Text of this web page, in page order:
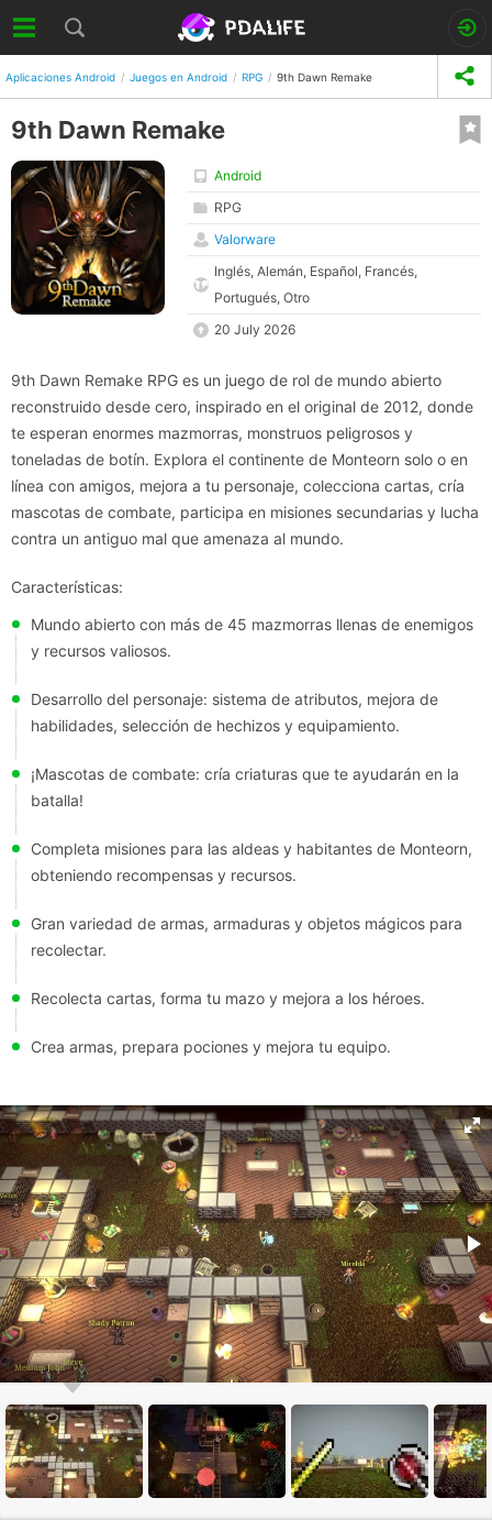
Aplicaciones Android Juegos en Android RPG 9th Dawn Remake
9th Dawn Remake
Android
RPG
Valorware
Inglés, Alemán, Español, Francés,
Portugués, Otro
20 July 2026
9th Dawn Remake RPG es un juego de rol de mundo abierto
reconstruido desde cero, inspirado en el original de 2012, donde
te esperan enormes mazmorras, monstruos peligrosos y
toneladas de botín. Explora el continente de Monteorn solo o en
línea con amigos, mejora a tu personaje, colecciona cartas, cría
mascotas de combate, participa en misiones secundarias y lucha
contra un antiguo mal que amenaza al mundo.
Características:
Mundo abierto con más de 45 mazmorras llenas de enemigos
y recursos valiosos.
Desarrollo del personaje: sistema de atributos, mejora de
habilidades, selección de hechizos y equipamiento.
¡Mascotas de combate: cría criaturas que te ayudarán en la
batalla!
Completa misiones para las aldeas y habitantes de Monteorn,
obteniendo recompensas y recursos.
Gran variedad de armas, armaduras y objetos mágicos para
recolectar.
Recolecta cartas, forma tu mazo y mejora a los héroes.
Crea armas, prepara pociones y mejora tu equipo.